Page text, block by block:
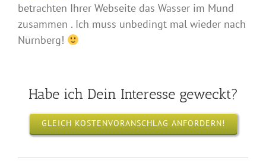
betrachten Ihrer Webseite das Wasser im Mund
zusammen . Ich muss unbedingt mal wieder nach
Nürnberg!
Habe ich Dein Interesse geweckt?
GLEICH KOSTENVORANSCHLAG ANFORDERN!